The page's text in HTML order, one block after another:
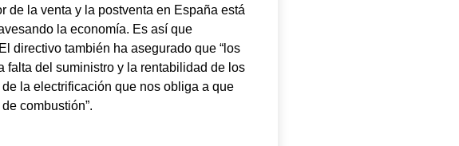
de la venta y la postventa en España está
la economía. Es así que
directivo también ha asegurado que “los
falta del suministro y la rentabilidad de los
la electrificación que nos obliga a que
combustión”.